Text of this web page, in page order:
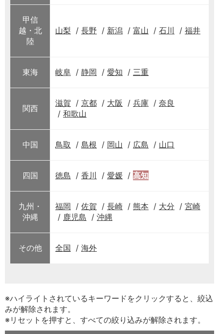
甲信
越・北
陸
山梨 長野 新潟 富山 石川 福井
東海 岐阜 静岡 愛知 三重
関西
滋賀 京都 大阪 兵庫
奈良
和歌山
中国 鳥取 島根 岡山 広島 山口
四国 徳島 香川 愛媛 高知
九州・
沖縄
福岡 佐賀 長崎 熊本 大分
宮崎
鹿児島
沖縄
その他 全国 海外
※ハイライトされているキーワードをクリックすると、絞込
みが解除されます。
※リセットを押すと、すべての絞り込みが解除されます。